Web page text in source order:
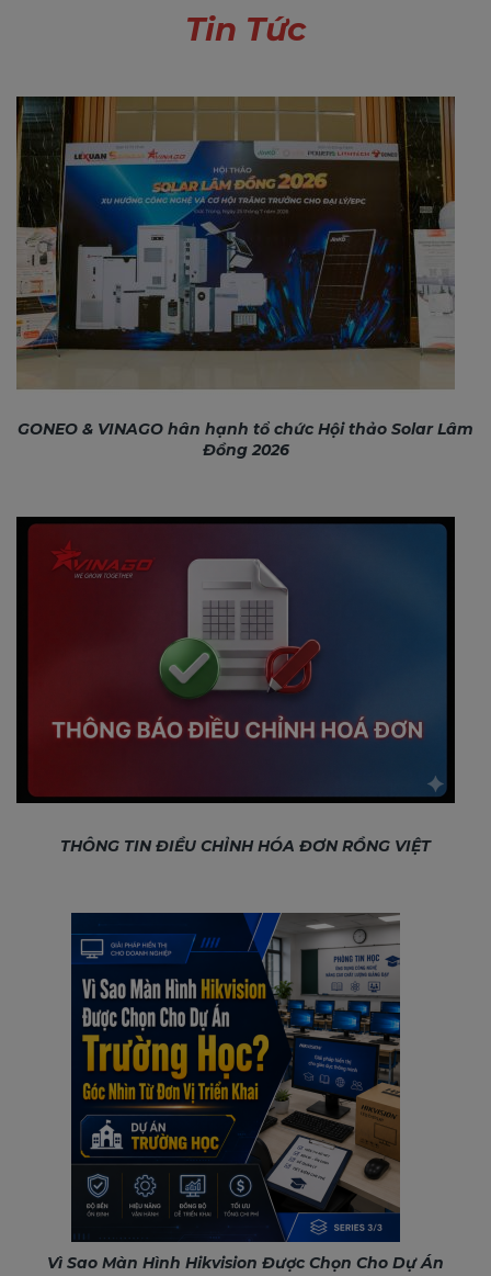
Tin Tức
GONEO & VINAGO hân hạnh tổ chức Hội thảo Solar Lâm
Đồng 2026
THÔNG TIN ĐIỀU CHỈNH HÓA ĐƠN RỒNG VIỆT
Vì Sao Màn Hình Hikvision Được Chọn Cho Dự Án